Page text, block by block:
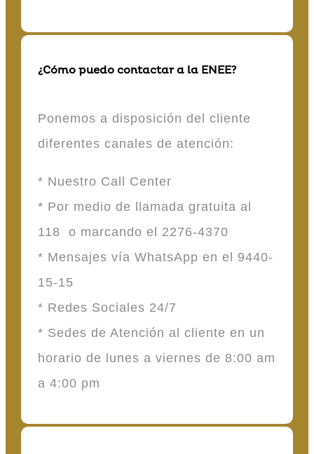
¿Cómo puedo contactar a la ENEE?
Ponemos a disposición del cliente
diferentes canales de atención:
* Nuestro Call Center
* Por medio de llamada gratuita al
118 o marcando el 2276-4370
* Mensajes vía WhatsApp en el 9440-
15-15
* Redes Sociales 24/7
* Sedes de Atención al cliente en un
horario de lunes a viernes de 8:00 am
a 4:00 pm